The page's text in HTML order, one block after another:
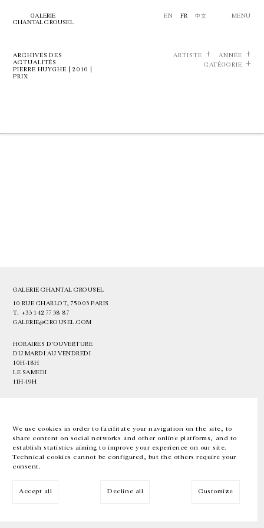
We use cookies in order to facilitate your navigation on the site, to
share content on social networks and other online platforms, and to
establish statistics aiming to improve your experience on our site.
Technical cookies cannot be configured, but the others require your
consent.
Accept all Decline all Customize
GALERIE
CHANTAL CROUSEL
EN FR 中文 MENU
ARCHIVES DES
ACTUALITÉS
PIERRE HUYGHE | 2010 |
PRIX
ARTISTE
ANNÉE
CATÉGORIE
GALERIE CHANTAL CROUSEL
10 RUE CHARLOT, 75003 PARIS
T. +33 1 42 77 38 87
GALERIE@CROUSEL.COM
HORAIRES D'OUVERTURE
DU MARDI AU VENDREDI
10H-18H
LE SAMEDI
11H-19H
EN FR 中文 Facebook Instagram
Inscrivez-vous à notre newsletter